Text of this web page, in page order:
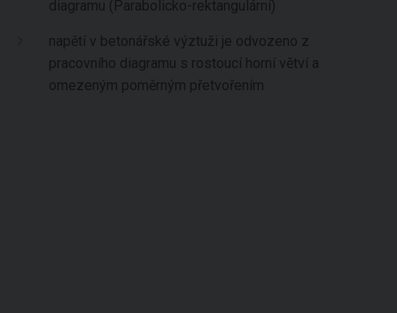
diagramu (Parabolicko-rektangulární)
napětí v betonářské výztuži je odvozeno z
pracovního diagramu s rostoucí horní větví a
omezeným poměrným přetvořením